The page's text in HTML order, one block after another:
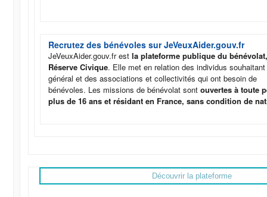
Recrutez des bénévoles sur JeVeuxAider.gouv.fr
JeVeuxAider.gouv.fr estla plateforme publique du
Réserve Civique. Elle met en relation des individus souhaitant
général et des associations et collectivités qui ont besoin de
bénévoles. Les missions de bénévolat sontouvertes à toute
plus de 16 ans et résidant en France, sans condition de
Découvrir la plateforme